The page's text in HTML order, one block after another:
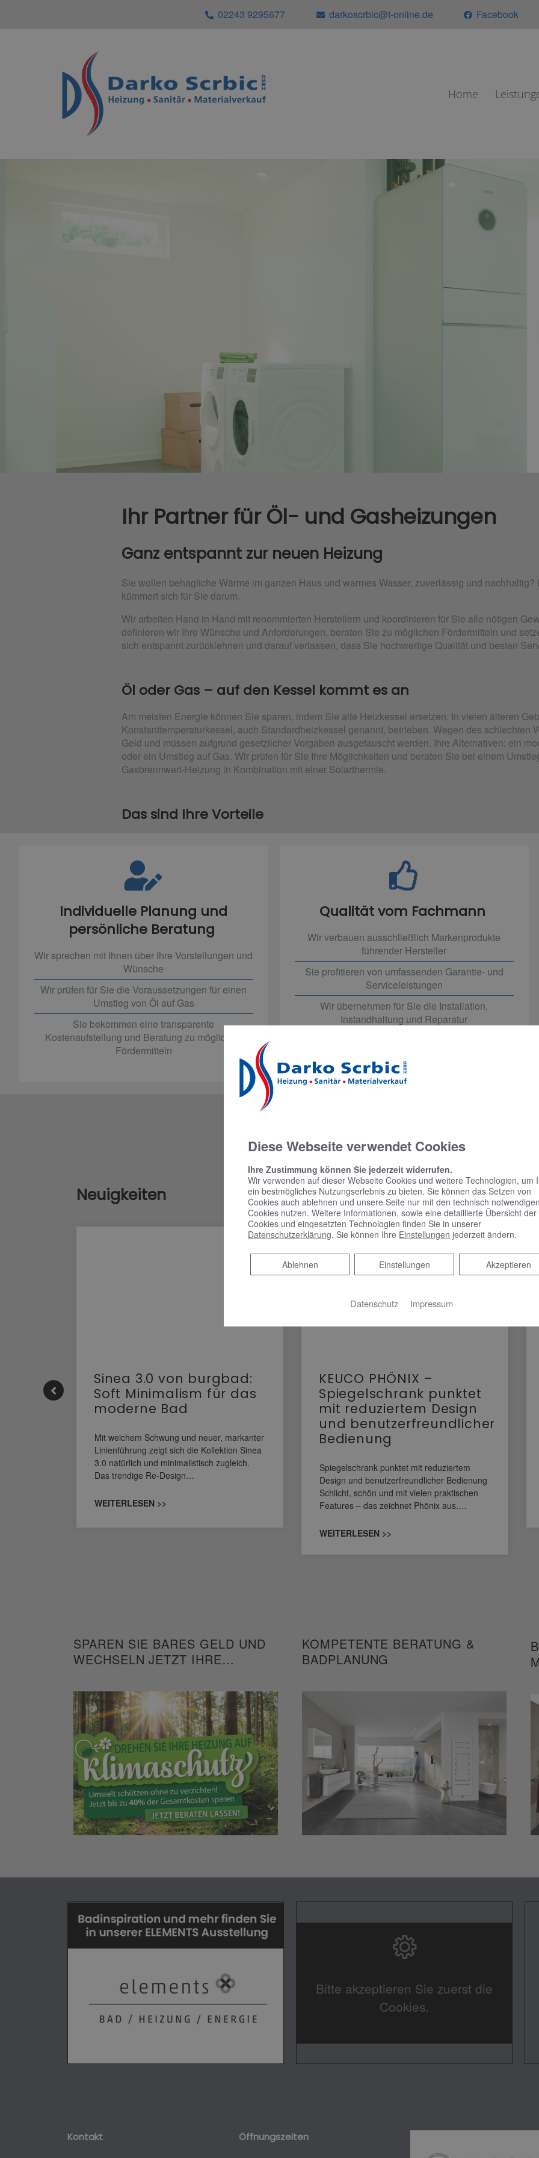
02243 9295677 darkoscrbic@t-online.de Facebook
Home
Ihr Partner für Öl- und Gasheizungen
Ganz entspannt zur neuen Heizung
Sie wollen behagliche Wärme im ganzen Haus und warmes Wasser, zuverlässig und
kümmert sich für Sie darum.
Wir arbeiten Hand in Hand mit renommierten Herstellern und koordinieren für Sie alle nötigen
definieren wir Ihre Wünsche und Anforderungen, beraten Sie zu möglichen Fördermitteln und
sich entspannt zurücklehnen und darauf verlassen, dass Sie hochwertige Qualität und besten
Öl oder Gas – auf den Kessel kommt es an
Am meisten Energie können Sie sparen, indem Sie alte Heizkessel ersetzen. In vielen älteren
Konstanttemperaturkessel, auch Standardheizkessel genannt, betrieben. Wegen des schlechten
Geld und müssen aufgrund gesetzlicher Vorgaben ausgetauscht werden. Ihre Alternativen: ein
oder ein Umstieg auf Gas. Wir prüfen für Sie Ihre Möglichkeiten und beraten Sie bei einem
Gasbrennwert-Heizung in Kombination mit einer Solarthermie.
Das sind Ihre Vorteile
Individuelle Planung und
persönliche Beratung
Wir sprechen mit Ihnen über Ihre Vorstellungen und
Wünsche
Wir prüfen für Sie die Voraussetzungen für einen
Umstieg von Öl auf Gas
Sie bekommen eine transparente
Kostenaufstellung und Beratung zu möglichen
Fördermitteln
Qualität vom Fachmann
Wir verbauen ausschließlich Markenprodukte
führender Hersteller
Sie profitieren von umfassenden Garantie- und
Serviceleistungen
Wir übernehmen für Sie die Installation,
Instandhaltung und Reparatur
Neuigkeiten
Sinea 3.0 von burgbad:
Soft Minimalism für das
moderne Bad
Mit weichem Schwung und neuer, markanter
Linienführung zeigt sich die Kollektion Sinea
3.0 natürlich und minimalistisch zugleich.
Das trendige Re-Design…
WEITERLESEN >>
KEUCO PHÖNIX –
Spiegelschrank punktet
mit reduziertem Design
und benutzerfreundlicher
Bedienung
Spiegelschrank punktet mit reduziertem
Design und benutzerfreundlicher Bedienung
Schlicht, schön und mit vielen praktischen
Features – das zeichnet Phönix aus.…
WEITERLESEN >>
SPAREN SIE BARES GELD UND
WECHSELN JETZT IHRE
KOMPETENTE BERATUNG &
BADPLANUNG
Bitte akzeptieren Sie zuerst die
Cookies.
Kontakt Öffnungszeiten
Diese Webseite verwendet Cookies
Ihre Zustimmung können Sie jederzeit widerrufen.
Wir verwenden auf dieser Webseite Cookies und weitere Technologien, um
ein bestmögliches Nutzungserlebnis zu bieten. Sie können das Setzen von
Cookies auch ablehnen und unsere Seite nur mit den technisch notwendigen
Cookies nutzen. Weitere Informationen, sowie eine detaillierte Übersicht der
Cookies und eingesetzten Technologien finden Sie in unserer
Datenschutzerklärung. Sie können Ihre Einstellungen jederzeit ändern.
Akzeptieren
Einstellungen
Ablehnen
Ablehnen
Datenschutz Impressum